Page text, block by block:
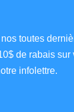
toutes
de rabais
infolettre.